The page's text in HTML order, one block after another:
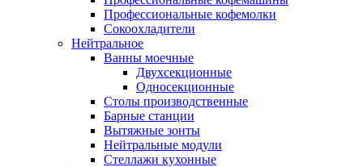
Профессиональные кофемолки
Сокоохладители
Нейтральное
Ванны моечные
Двухсекционные
Односекционные
Столы производственные
Барные станции
Вытяжные зонты
Нейтральные модули
Стеллажи кухонные